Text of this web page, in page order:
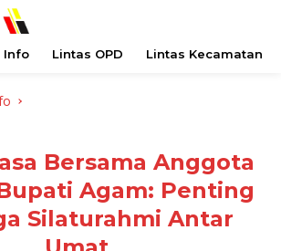
Info Lintas OPD Lintas Kecamatan
Bersama Anggota
Agam: Penting
Silaturahmi Antar